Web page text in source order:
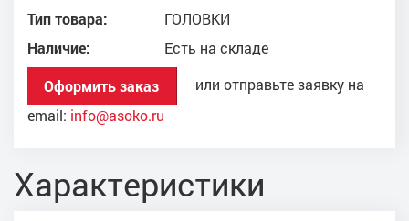
Тип товара:
ГОЛОВКИ
Наличие:
Есть на складе
Оформить заказ
или отправьте заявку на
email: info@asoko.ru
Характеристики